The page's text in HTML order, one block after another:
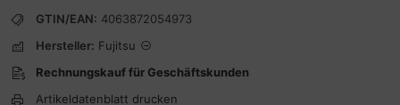
GTIN/EAN: 4063872054973
Hersteller: Fujitsu
Rechnungskauf für Geschäftskunden
Artikeldatenblatt drucken